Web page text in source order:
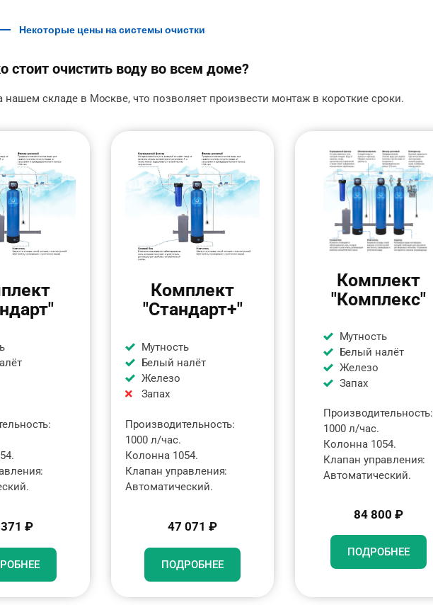
Некоторые цены на системы очистки
стоит очистить воду во всем доме?
нашем складе в Москве, что позволяет произвести монтаж в короткие сроки.
₽
Комплект
"Стандарт+"
Мутность
Белый налёт
Железо
Запах
Производительность:
1000 л/час.
Колонна 1054.
Клапан управления:
Автоматический.
47 071 ₽
ПОДРОБНЕЕ
Комплект
"Комплекс"
Мутность
Белый налёт
Железо
Запах
Производительность:
1000 л/час.
Колонна 1054.
Клапан управления:
Автоматический.
84 800 ₽
ПОДРОБНЕЕ